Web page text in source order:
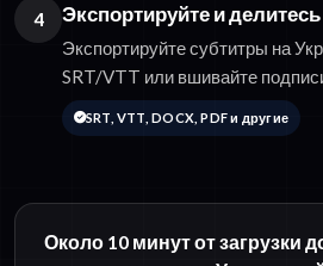
4 Экспортируйте и делитесь
Экспортируйте субтитры на
SRT/VTT или вшивайте
SRT, VTT, DOCX, PDF и другие
Около 10 минут от загрузки